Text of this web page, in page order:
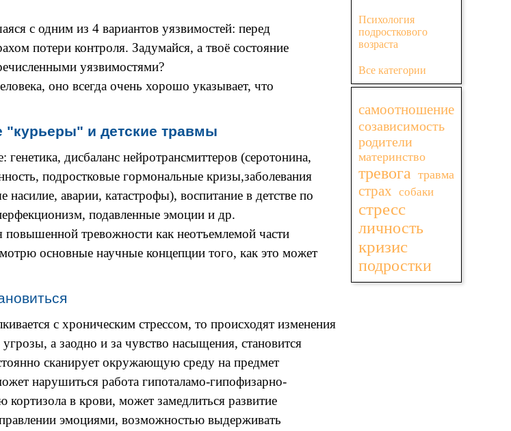
с одним из 4 вариантов уязвимостей: перед
потери контроля. Задумайся, а твоё состояние
уязвимостями?
оно всегда очень хорошо указывает, что
и детские травмы
дисбаланс нейротрансмиттеров (серотонина,
подростковые гормональные кризы,заболевания
аварии, катастрофы), воспитание в детстве по
подавленные эмоции и др.
тревожности как неотъемлемой части
основные научные концепции того, как это может
с хроническим стрессом, то происходят изменения
а заодно и за чувство насыщения, становится
сканирует окружающую среду на предмет
нарушиться работа гипоталамо-гипофизарно-
в крови, может замедлиться развитие
эмоциями, возможностью выдерживать
Психология
подросткового
возраста
Все категории
самоотношение
созависимость
родители
материнство
тревога травма
страх собаки
стресс
личность
кризис
подростки